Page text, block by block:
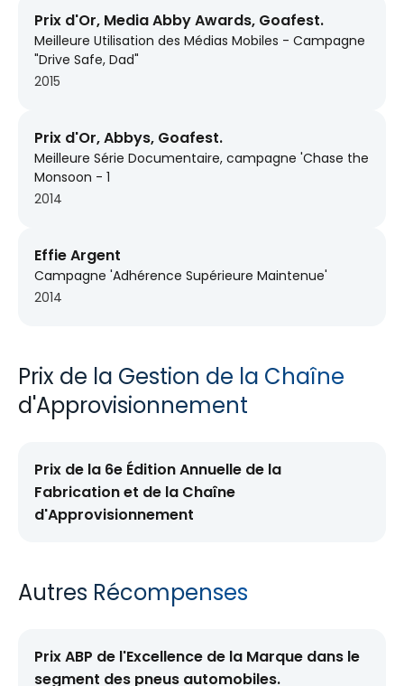
Meilleure Utilisation des Médias Mobiles - Campagne
"Drive Safe, Dad"
Prix d'Or, Media Abby Awards, Goafest.
2015
Meilleure Série Documentaire, campagne 'Chase the
Monsoon - 1
Prix d'Or, Abbys, Goafest.
2014
Campagne 'Adhérence Supérieure Maintenue'
Effie Argent
2014
Prix de la Gestion de la Chaîne
d'Approvisionnement
Prix de la 6e Édition Annuelle de la
Fabrication et de la Chaîne
d'Approvisionnement
Autres Récompenses
Prix ABP de l'Excellence de la Marque dans le
segment des pneus automobiles.